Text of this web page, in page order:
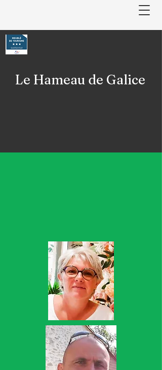
Le Hameau de Galice